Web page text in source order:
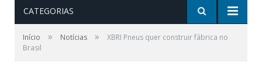
CATEGORIAS
Início » Notícias »
XBRI Pneus quer construir fábrica no
Brasil